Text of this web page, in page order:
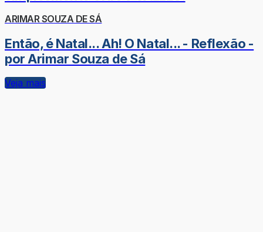
ARIMAR SOUZA DE SÁ
Então, é Natal... Ah! O Natal... - Reflexão -
por Arimar Souza de Sá
Veja mais